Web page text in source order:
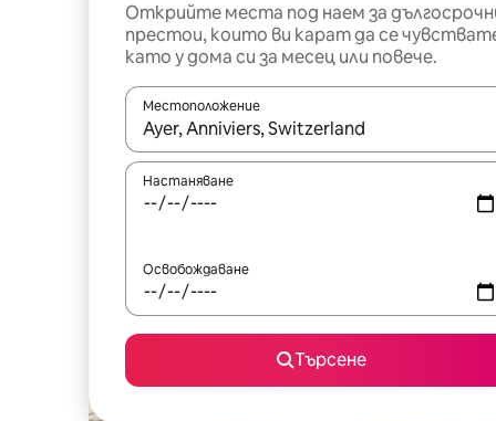
Открийте места под наем за
престои, които ви карат да се
като у дома си за месец или повече.
Местоположение
Когато резултатите се покажат,
Настаняване
Освобождаване
Търсене